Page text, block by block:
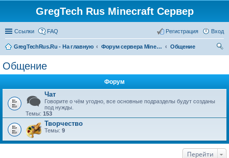
GregTech Rus Minecraft Сервер
Ссылки FAQ Вход
Регистрация
GregTechRus.Ru - На главную Форум сервера Minecraft Gregtech 1.7.10
Общение
Общение
Форум
Чат
Говорите о чём угодно, все основные подразделы будут созданы
под нужды.
Темы: 153
Творчество
Темы: 9
Перейти